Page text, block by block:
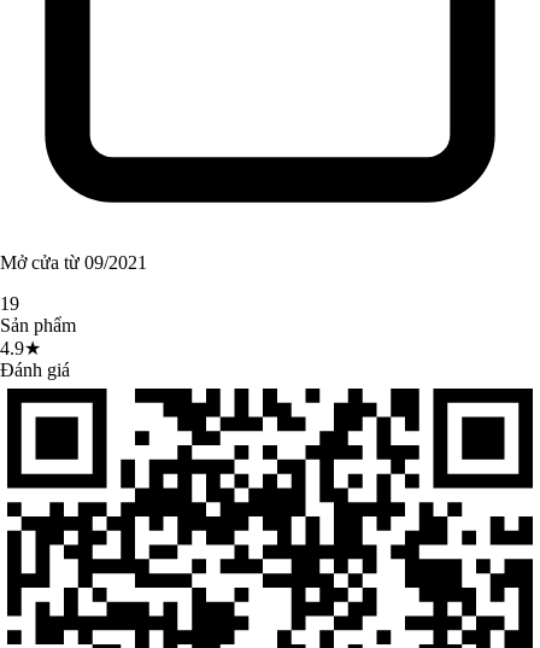
Mở cửa từ 09/2021
19
Sản phẩm
4.9★
Đánh giá